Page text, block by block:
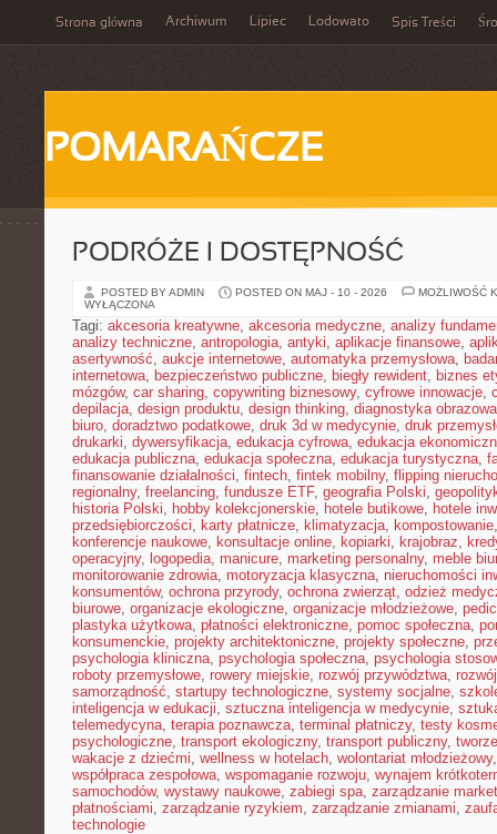
Strona główna Archiwum Lipiec Lodowato Spis Treści
POMARAŃCZE
PODRÓŻE I DOSTĘPNOŚĆ
POSTED BY ADMIN POSTED ON MAJ - 10 - 2026
MOŻLIWOŚĆ
WYŁĄCZONA
Tagi: akcesoria kreatywne, akcesoria medyczne, analizy
analizy techniczne, antropologia, antyki, aplikacje finansowe,
asertywność, aukcje internetowe, automatyka przemysłowa,
internetowa, bezpieczeństwo publiczne, biegły rewident, biznes
mózgów, car sharing, copywriting biznesowy, cyfrowe innowacje,
depilacja, design produktu, design thinking, diagnostyka obrazowa
biuro, doradztwo podatkowe, druk 3d w medycynie, druk
drukarki, dywersyfikacja, edukacja cyfrowa, edukacja
edukacja publiczna, edukacja społeczna, edukacja turystyczna,
finansowanie działalności, fintech, fintek mobilny, flipping
regionalny, freelancing, fundusze ETF, geografia Polski,
historia Polski, hobby kolekcjonerskie, hotele butikowe, hotele
przedsiębiorczości, karty płatnicze, klimatyzacja, kompostowanie
konferencje naukowe, konsultacje online, kopiarki, krajobraz,
operacyjny, logopedia, manicure, marketing personalny, meble
monitorowanie zdrowia, motoryzacja klasyczna, nieruchomości
konsumentów, ochrona przyrody, ochrona zwierząt, odzież
biurowe, organizacje ekologiczne, organizacje młodzieżowe,
plastyka użytkowa, płatności elektroniczne, pomoc społeczna,
konsumenckie, projekty architektoniczne, projekty społeczne,
psychologia kliniczna, psychologia społeczna, psychologia
roboty przemysłowe, rowery miejskie, rozwój przywództwa,
samorządność, startupy technologiczne, systemy socjalne,
inteligencja w edukacji, sztuczna inteligencja w medycynie,
telemedycyna, terapia poznawcza, terminal płatniczy, testy
psychologiczne, transport ekologiczny, transport publiczny,
wakacje z dziećmi, wellness w hotelach, wolontariat młodzieżowy
współpraca zespołowa, wspomaganie rozwoju, wynajem
samochodów, wystawy naukowe, zabiegi spa, zarządzanie
płatnościami, zarządzanie ryzykiem, zarządzanie zmianami,
technologie